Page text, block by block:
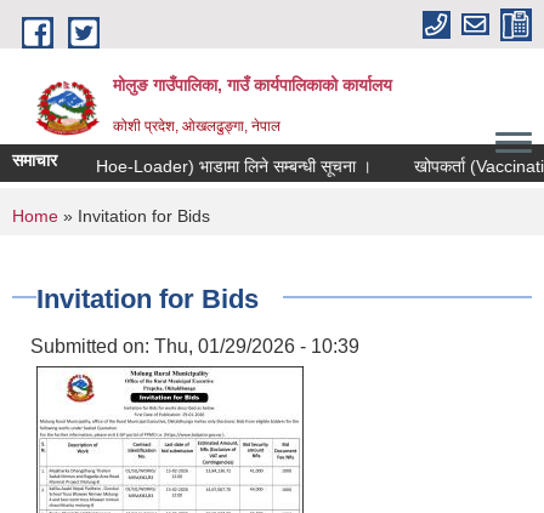
Skip to main content
मोलुङ गाउँपालिका, गाउँ कार्यपालिकाको कार्यालय
कोशी प्रदेश, ओखलढुङ्गा, नेपाल
समाचार
(Back Hoe-Loader) भाडामा लिने सम्बन्धी सूचना । खोपकर्ता (Vaccinatior)
You are here
Home » Invitation for Bids
Invitation for Bids
Submitted on: Thu, 01/29/2026 - 10:39